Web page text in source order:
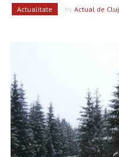
Actualitate by Actual de Cluj